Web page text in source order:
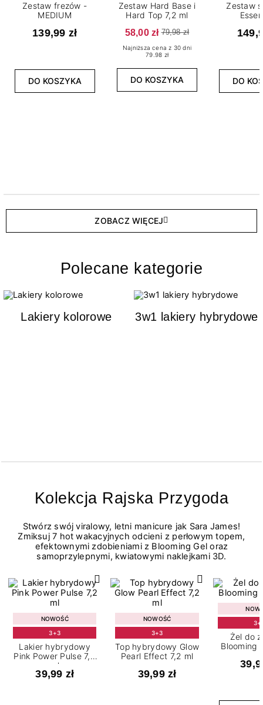
Zestaw frezów -
MEDIUM
139,99 zł
DO KOSZYKA
Zestaw Hard Base i
Hard Top 7,2 ml
58,00 zł 79,98 zł
Najniższa cena z 30 dni
79.98 zł
DO KOSZYKA
Zestaw
DO
ZOBACZ WIĘCEJ
Polecane kategorie
Lakiery kolorowe 3w1 lakiery hybrydowe
Kolekcja Rajska Przygoda
Stwórz swój viralowy, letni manicure jak Sara James!
Zmiksuj 7 hot wakacyjnych odcieni z perłowym topem,
efektownymi zdobieniami z Blooming Gel oraz
samoprzylepnymi, kwiatowymi naklejkami 3D.
NOWOŚĆ
3+3
Lakier hybrydowy
Pink Power Pulse 7,2
ml
39,99 zł
NOWOŚĆ
3+3
Top hybrydowy Glow
Pearl Effect 7,2 ml
39,99 zł
Żel do
Blooming